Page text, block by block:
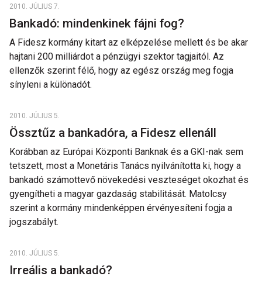
2010. JÚLIUS 7.
Bankadó: mindenkinek fájni fog?
A Fidesz kormány kitart az elképzelése mellett és be akar
hajtani 200 milliárdot a pénzügyi szektor tagjaitól. Az
ellenzők szerint félő, hogy az egész ország meg fogja
sínyleni a különadót.
2010. JÚLIUS 5.
Össztűz a bankadóra, a Fidesz ellenáll
Korábban az Európai Központi Banknak és a GKI-nak sem
tetszett, most a Monetáris Tanács nyilvánította ki, hogy a
bankadó számottevő növekedési veszteséget okozhat és
gyengítheti a magyar gazdaság stabilitását. Matolcsy
szerint a kormány mindenképpen érvényesíteni fogja a
jogszabályt.
2010. JÚLIUS 5.
Irreális a bankadó?